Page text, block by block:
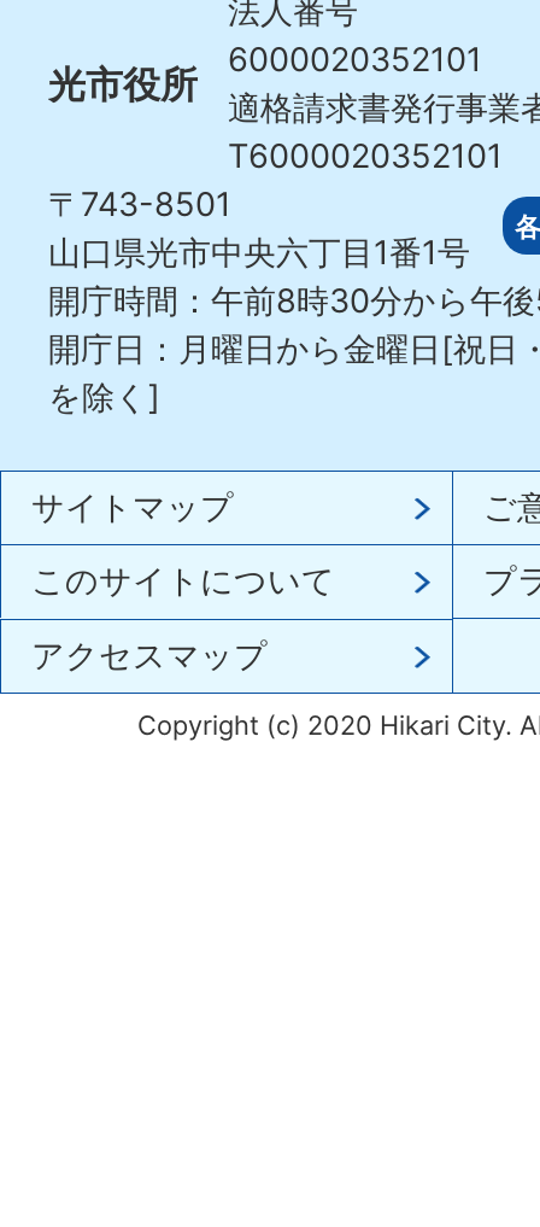
光市役所
法人番号
6000020352101
適格請求書発行事業
T6000020352101
〒743-8501
山口県光市中央六丁目1番1号
開庁時間：午前8時30分から午
開庁日：月曜日から金曜日[祝日
を除く]
サイトマップ
ご
このサイトについて
プ
アクセスマップ
Copyright (c) 2020 Hikari City.